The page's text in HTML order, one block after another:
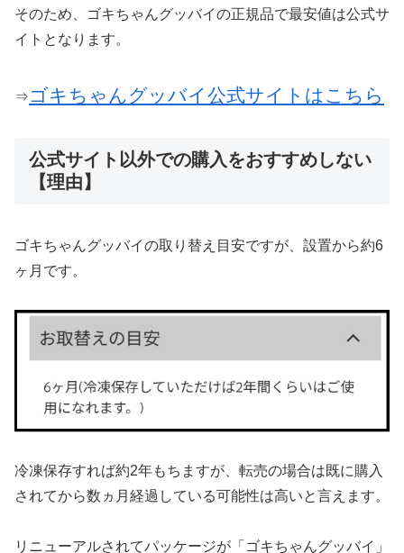
そのため、ゴキちゃんグッバイの正規品で最安値は公式サ
イトとなります。
⇒ ゴキちゃんグッバイ公式サイトはこちら
公式サイト以外での購入をおすすめしない
【理由】
ゴキちゃんグッバイの取り替え目安ですが、 設置から約6
ヶ月 です。
冷凍保存すれば約2年もちますが、 転売の場合は既に購入
されてから数ヵ月経過している可能性は高いと言えます。
リニューアルされてパッケージが「ゴキちゃんグッバイ」